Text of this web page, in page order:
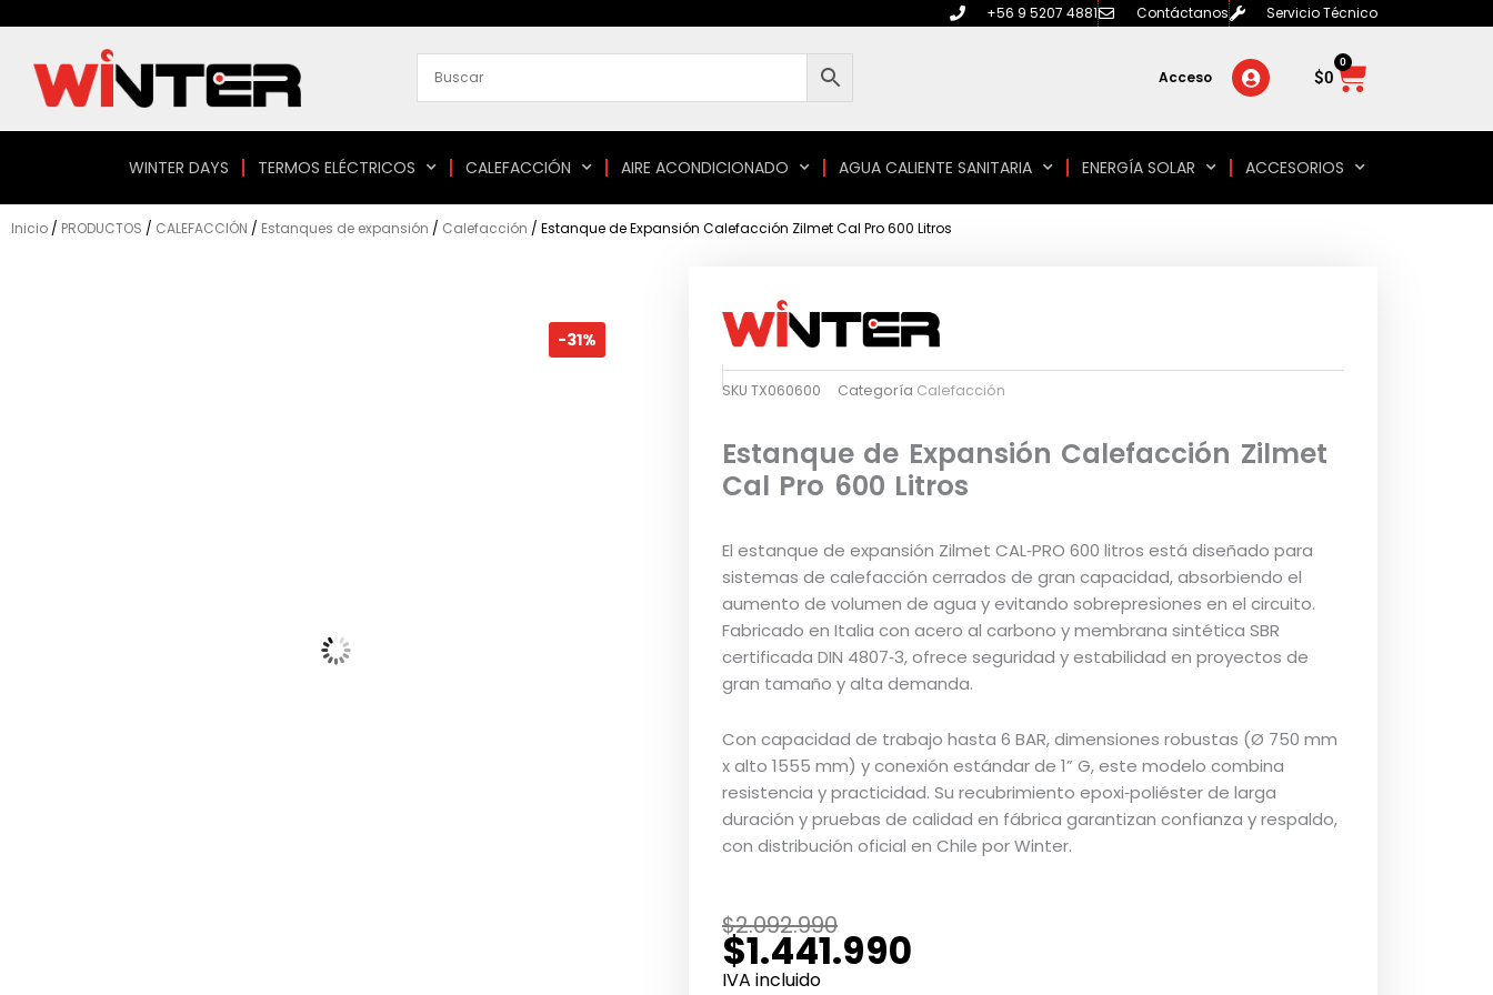
contenido
+56 9 5207 4881 Contáctanos Servicio Técnico
Acceso $0
0
Carrito
WINTER DAYS TERMOS ELÉCTRICOS CALEFACCIÓN AIRE ACONDICIONADO AGUA CALIENTE SANITARIA ENERGÍA SOLAR ACCESORIOS
Inicio / PRODUCTOS / CALEFACCIÓN / Estanques de expansión / Calefacción / Estanque de Expansión Calefacción Zilmet Cal Pro 600 Litros
-31%
SKU TX060600 Categoría Calefacción
Estanque de Expansión Calefacción Zilmet
Cal Pro 600 Litros
El estanque de expansión Zilmet CAL‑PRO 600 litros está diseñado para
sistemas de calefacción cerrados de gran capacidad, absorbiendo el
aumento de volumen de agua y evitando sobrepresiones en el circuito.
Fabricado en Italia con acero al carbono y membrana sintética SBR
certificada DIN 4807‑3, ofrece seguridad y estabilidad en proyectos de
gran tamaño y alta demanda.
Con capacidad de trabajo hasta 6 BAR, dimensiones robustas (Ø 750 mm
x alto 1555 mm) y conexión estándar de 1” G, este modelo combina
resistencia y practicidad. Su recubrimiento epoxi‑poliéster de larga
duración y pruebas de calidad en fábrica garantizan confianza y respaldo,
con distribución oficial en Chile por Winter.
$2.092.990
El
precio
original
$1.441.990
El
precio
actual
IVA incluido